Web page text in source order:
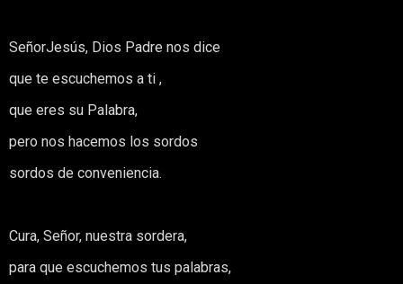
SeñorJesús, Dios Padre nos dice
que te escuchemos a ti ,
que eres su Palabra,
pero nos hacemos los sordos
sordos de conveniencia.
Cura, Señor, nuestra sordera,
para que escuchemos tus palabras,